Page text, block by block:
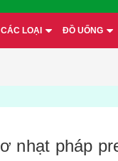
LOẠI ĐỒ UỐNG
nhạt pháp